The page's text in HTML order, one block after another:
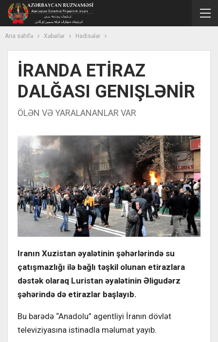
Ana səhifə Xəbərlər Hadisələr
İRANDA ETİRAZ
DALĞASI GENIŞLƏNİR
ÖLƏN VƏ YARALANANLAR VAR
Iranın Xuzistan əyalətinin şəhərlərində su
çatışmazlığı ilə bağlı təşkil olunan etirazlara
dəstək olaraq Luristan əyalətinin Əligudərz
şəhərində də etirazlar başlayıb.
Bu barədə “Anadolu” agentliyi İranın dövlət
televiziyasına istinadla məlumat yayıb.